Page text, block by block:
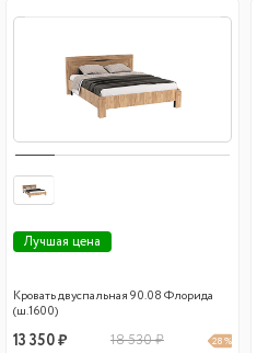
Лучшая цена
Кровать двуспальная 90.08 Флорида
(ш.1600)
13 350 ₽ 18 530 ₽ 28 %